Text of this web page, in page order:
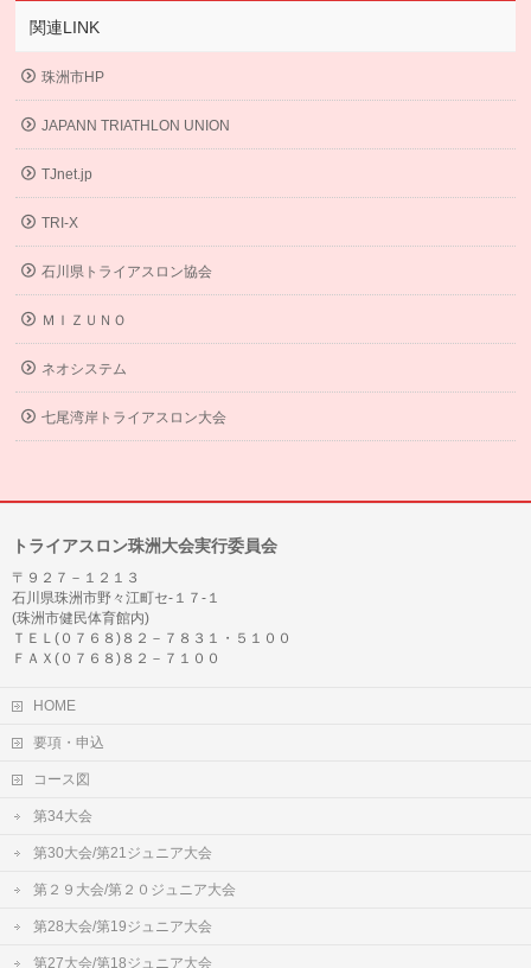
関連LINK
珠洲市HP
JAPANN TRIATHLON UNION
TJnet.jp
TRI-X
石川県トライアスロン協会
ＭＩＺＵＮＯ
ネオシステム
七尾湾岸トライアスロン大会
トライアスロン珠洲大会実行委員会
〒９２７－１２１３
石川県珠洲市野々江町セ-１７-１
(珠洲市健民体育館内)
ＴＥＬ(０７６８)８２－７８３１・５１００
ＦＡＸ(０７６８)８２－７１００
HOME
要項・申込
コース図
第34大会
第30大会/第21ジュニア大会
第２９大会/第２０ジュニア大会
第28大会/第19ジュニア大会
第27大会/第18ジュニア大会